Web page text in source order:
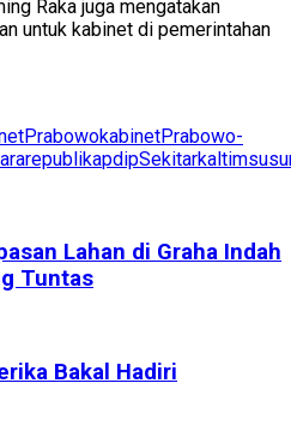
Raka juga mengatakan
untuk kabinet di pemerintahan
kabinetPrabowo-
pdipSekitarkaltim
Lahan di Graha Indah
Tuntas
Bakal Hadiri